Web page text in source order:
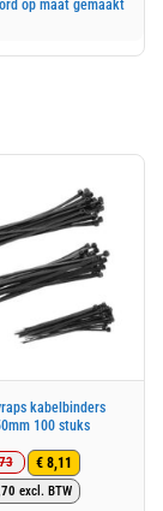
op maat gemaakt
kabelbinders
100 stuks
Oorspronkelijke
prijs
€ 8,11
Huidige
prijs
excl. BTW